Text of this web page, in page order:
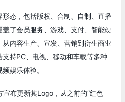
态，包括版权、合制、自制、直播
了会员服务、游戏、支付、智能硬
内容生产、宣发、营销到衍生商业
持PC、电视、移动和车载等多种
娱乐体验。
布更新其Logo，从之前的“红色